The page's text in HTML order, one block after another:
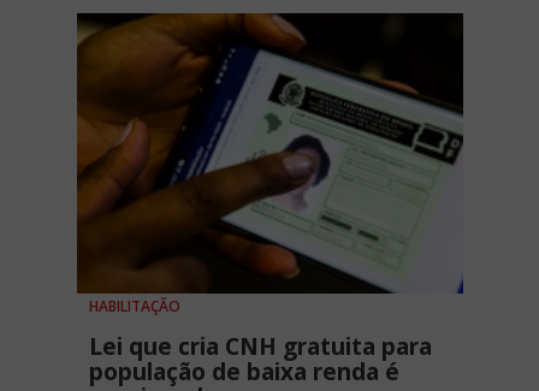
HABILITAÇÃO
Lei que cria CNH gratuita para
população de baixa renda é